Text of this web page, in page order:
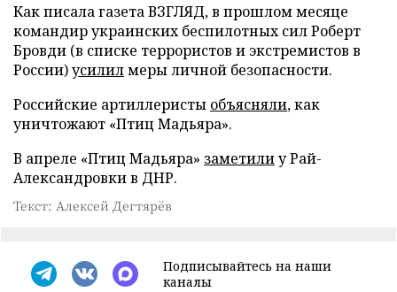
Как писала газета ВЗГЛЯД, в прошлом месяце
командир украинских беспилотных сил Роберт
Бровди (в списке террористов и экстремистов в
России)усилилмеры личной безопасности.
Российские артиллеристы объясняли, как
уничтожают «Птиц Мадьяра».
В апреле «Птиц Мадьяра» заметилиу Рай-
Александровки в ДНР.
Текст: Алексей Дегтярёв
Подписывайтесь на наши
каналы